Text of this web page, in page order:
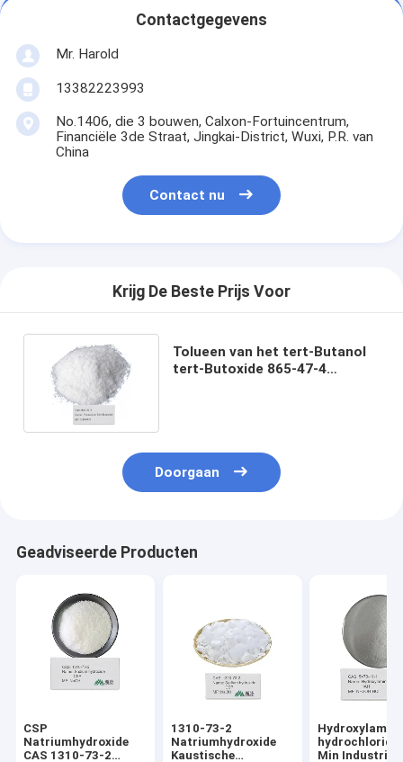
Contactgegevens
Mr. Harold
13382223993
No.1406, die 3 bouwen, Calxon-Fortuincentrum,
Financiële 3de Straat, Jingkai-District, Wuxi, P.R. van
China
Contact nu
Krijg De Beste Prijs Voor
Tolueen van het tert-Butanol
tert-Butoxide 865-47-4
Doorgaan
Geadviseerde Producten
CSP
Natriumhydroxide
CAS 1310-73-2
1310-73-2
Natriumhydroxide
Kaustische
hydrochloride
Min